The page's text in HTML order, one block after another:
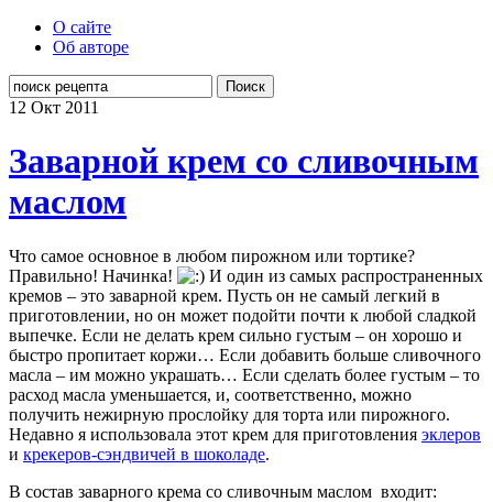
О сайте
Об авторе
Поиск
12 Окт 2011
Заварной крем со сливочным
маслом
Что самое основное в любом пирожном или тортике?
Правильно! Начинка!
И один из самых распространенных
кремов – это заварной крем. Пусть он не самый легкий в
приготовлении, но он может подойти почти к любой сладкой
выпечке. Если не делать крем сильно густым – он хорошо и
быстро пропитает коржи… Если добавить больше сливочного
масла – им можно украшать… Если сделать более густым – то
расход масла уменьшается, и, соответственно, можно
получить нежирную прослойку для торта или пирожного.
Недавно я использовала этот крем для приготовления эклеров
и крекеров-сэндвичей в шоколаде.
В состав заварного крема со сливочным маслом входит: